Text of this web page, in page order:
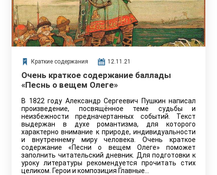
Краткие содержания 12.11.21
Очень краткое содержание баллады
«Песнь о вещем Олеге»
В 1822 году Александр Сергеевич Пушкин написал
произведение, посвящённое теме судьбы и
неизбежности предначертанных событий. Текст
выдержан в духе романтизма, для которого
характерно внимание к природе, индивидуальности
и внутреннему миру человека. Очень краткое
содержание «Песни о вещем Олеге» поможет
заполнить читательский дневник. Для подготовки к
уроку литературы рекомендуется прочитать стих
целиком. Герои и композиция Главные…